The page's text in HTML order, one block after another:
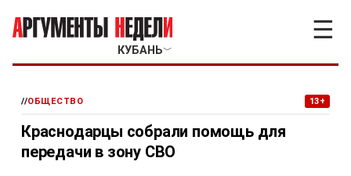
КУБАНЬ﹀
☰
//ОБЩЕСТВО 13+
Краснодарцы собрали помощь для
передачи в зону СВО